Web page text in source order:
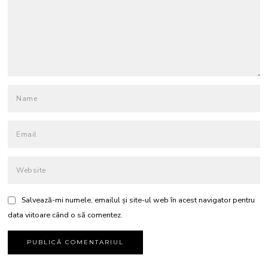
Salvează-mi numele, emailul și site-ul web în acest navigator pentru
data viitoare când o să comentez.